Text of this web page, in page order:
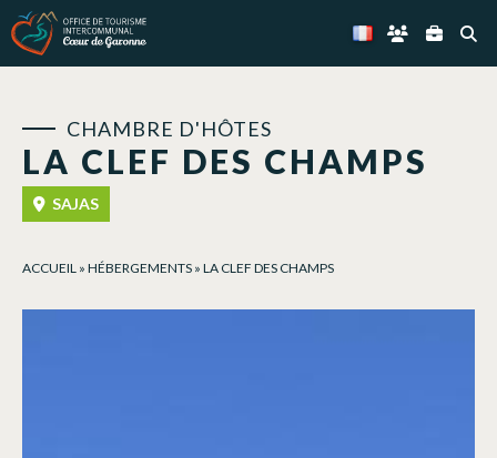
LA CLEF DES CHAMPS
CHAMBRE D'HÔTES
SAJAS
ACCUEIL » HÉBERGEMENTS » LA CLEF DES CHAMPS
Panneau de gestion des cookies